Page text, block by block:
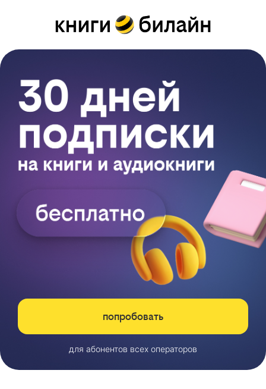
попробовать
для абонентов всех операторов